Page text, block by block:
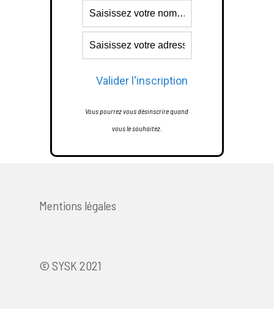
Vous pourrez vous désinscrire quand
vous le souhaitez.
Mentions légales
© SYSK 2021